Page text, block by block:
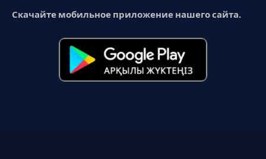
Скачайте мобильное приложение нашего сайта.